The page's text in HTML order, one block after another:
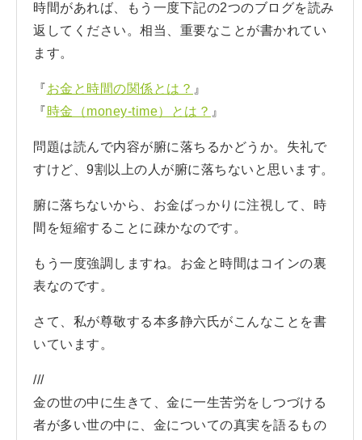
時間があれば、もう一度下記の2つのブログを読み
返してください。相当、重要なことが書かれてい
ます。
『お金と時間の関係とは？ 』
『時金（money-time）とは？ 』
問題は読んで内容が腑に落ちるかどうか。失礼で
すけど、9割以上の人が腑に落ちないと思います。
腑に落ちないから、お金ばっかりに注視して、時
間を短縮することに疎かなのです。
もう一度強調しますね。お金と時間はコインの裏
表なのです。
さて、私が尊敬する本多静六氏がこんなことを書
いています。
///
金の世の中に生きて、金に一生苦労をしつづける
者が多い世の中に、金についての真実を語るもの